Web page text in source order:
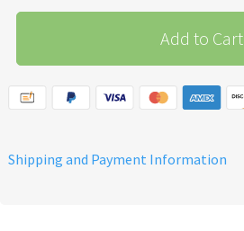
Add to Cart
Shipping and Payment Information